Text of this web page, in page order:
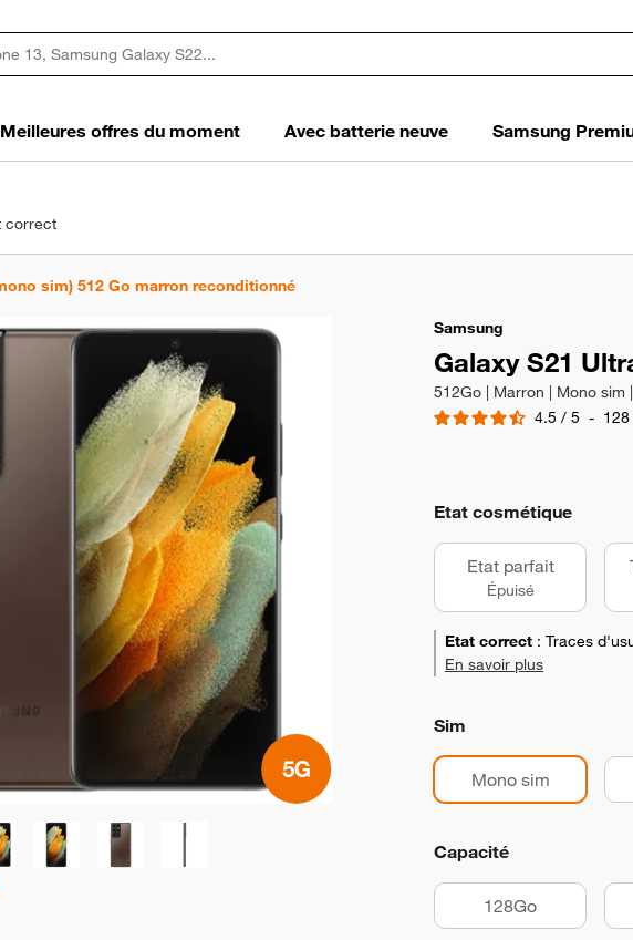
Meilleures offres du moment Avec batterie neuve Samsung
correct
sim) 512 Go marron reconditionné
Samsung
Galaxy S21
512Go | Marron | Mono sim
4.5 / 5 - 128
Etat cosmétique
Etat parfait
Épuisé
Etat correct : Traces
En savoir plus
Sim
Mono sim
Capacité
128Go